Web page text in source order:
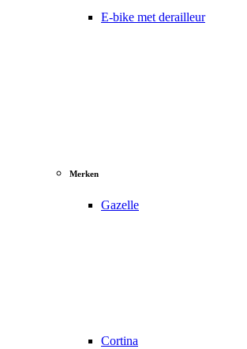
E-bike met derailleur
Merken
Gazelle
Cortina